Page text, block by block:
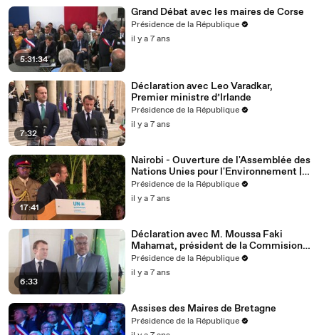
5:31:34
Grand Débat avec les maires de Corse
Présidence de la République
il y a 7 ans
7:32
Déclaration avec Leo Varadkar,
Premier ministre d’Irlande
Présidence de la République
il y a 7 ans
17:41
Nairobi - Ouverture de l'Assemblée des
Nations Unies pour l'Environnement |
Emmanuel Macron
Présidence de la République
il y a 7 ans
6:33
Déclaration avec M. Moussa Faki
Mahamat, président de la Commision
de l'Union Africaine
Présidence de la République
il y a 7 ans
Assises des Maires de Bretagne
Présidence de la République